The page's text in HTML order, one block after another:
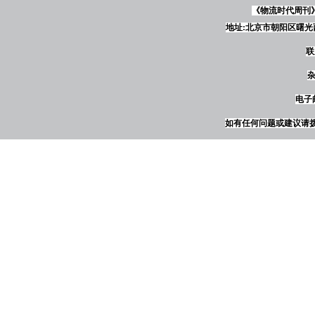
《物流时代周
地址:北京市朝阳区曙光
电子
如有任何问题或建议请